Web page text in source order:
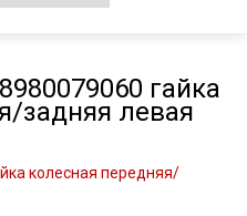
гайка
задняя левая
колесная передняя/